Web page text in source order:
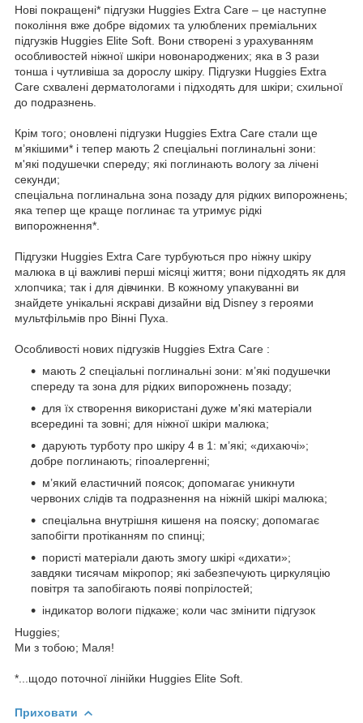
Нові покращені* підгузки Huggies Extra Care – це наступне
покоління вже добре відомих та улюблених преміальних
підгузків Huggies Elite Soft. Вони створені з урахуванням
особливостей ніжної шкіри новонароджених; яка в 3 рази
тонша і чутливіша за дорослу шкіру. Підгузки Huggies Extra
Care схвалені дерматологами і підходять для шкіри; схильної
до подразнень.
Крім того; оновлені підгузки Huggies Extra Care стали ще
м’якішими* і тепер мають 2 спеціальні поглинальні зони:
м'які подушечки спереду; які поглинають вологу за лічені
секунди;
спеціальна поглинальна зона позаду для рідких випорожнень;
яка тепер ще краще поглинає та утримує рідкі
випорожнення*.
Підгузки Huggies Extra Care турбуються про ніжну шкіру
малюка в ці важливі перші місяці життя; вони підходять як для
хлопчика; так і для дівчинки. В кожному упакуванні ви
знайдете унікальні яскраві дизайни від Disney з героями
мультфільмів про Вінні Пуха.
Особливості нових підгузків Huggies Extra Care :
мають 2 спеціальні поглинальні зони: м’які подушечки
спереду та зона для рідких випорожнень позаду;
для їх створення використані дуже м'які матеріали
всередині та зовні; для ніжної шкіри малюка;
дарують турботу про шкіру 4 в 1: м’які; «дихаючі»;
добре поглинають; гіпоалергенні;
м’який еластичний поясок; допомагає уникнути
червоних слідів та подразнення на ніжній шкірі малюка;
спеціальна внутрішня кишеня на пояску; допомагає
запобігти протіканням по спинці;
пористі матеріали дають змогу шкірі «дихати»;
завдяки тисячам мікропор; які забезпечують циркуляцію
повітря та запобігають появі попрілостей;
індикатор вологи підкаже; коли час змінити підгузок
Huggies;
Ми з тобою; Маля!
*...щодо поточної лінійки Huggies Elite Soft.
Приховати